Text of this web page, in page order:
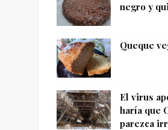
negro y
Queque
El virus
haría que
parezca